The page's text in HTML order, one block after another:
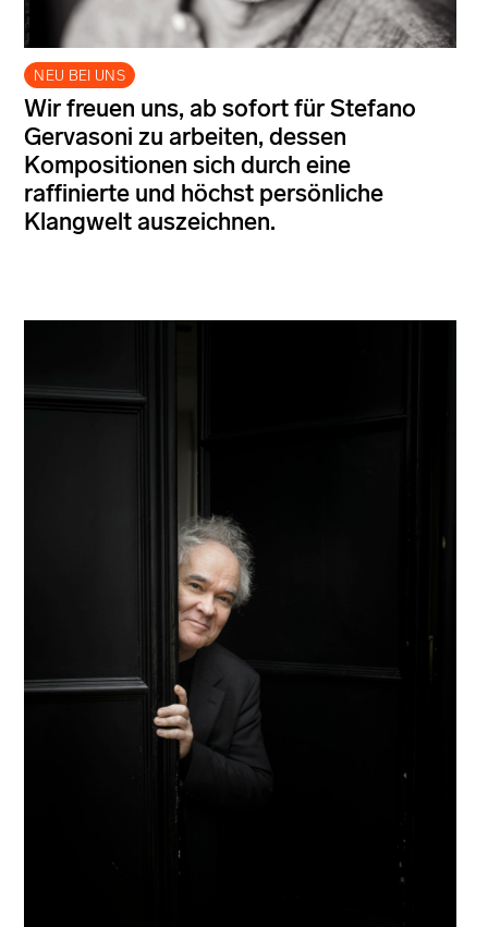
NEU BEI UNS
Wir freuen uns, ab sofort für Stefano
Gervasoni zu arbeiten, dessen
Kompositionen sich durch eine
raffinierte und höchst persönliche
Klangwelt auszeichnen.